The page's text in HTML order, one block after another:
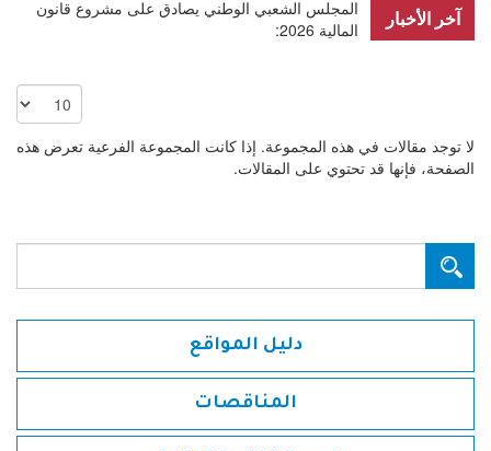
آخر الأخبار
المجلس الشعبي الوطني يصادق على مشروع قانون
المالية 2026
:
عدد
الإظهارات:
لا توجد مقالات في هذه المجموعة. إذا كانت المجموعة الفرعية تعرض هذه
الصفحة، فإنها قد تحتوي على المقالات.
البحث...
دليل المواقع
المناقصات